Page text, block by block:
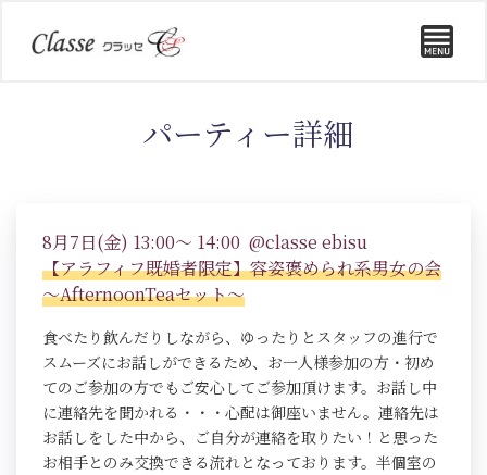
パーティー詳細
8月7日(金) 13:00～ 14:00 @classe ebisu
【アラフィフ既婚者限定】容姿褒められ系男女の会
～AfternoonTeaセット～
食べたり飲んだりしながら、ゆったりとスタッフの進行で
スムーズにお話しができるため、お一人様参加の方・初め
てのご参加の方でもご安心してご参加頂けます。お話し中
に連絡先を聞かれる・・・心配は御座いません。連絡先は
お話しをした中から、ご自分が連絡を取りたい！と思った
お相手とのみ交換できる流れとなっております。半個室の